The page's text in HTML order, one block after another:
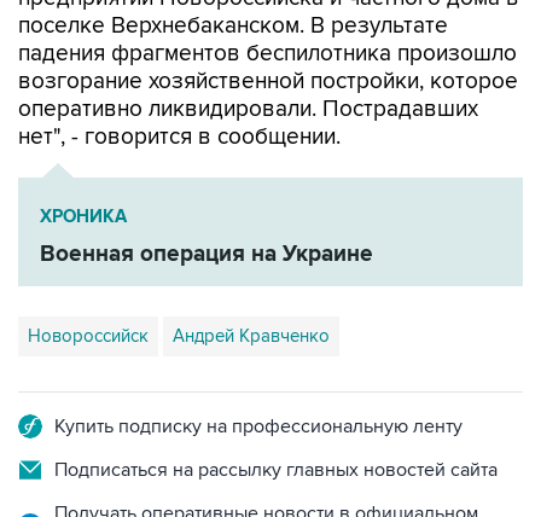
возгорание хозяйственной постройки, которое
оперативно ликвидировали. Пострадавших
нет", - говорится в сообщении.
ХРОНИКА
Военная операция на Украине
Новороссийск Андрей Кравченко
Подписаться на рассылку главных новостей сайта
Получать оперативные новости в официальном